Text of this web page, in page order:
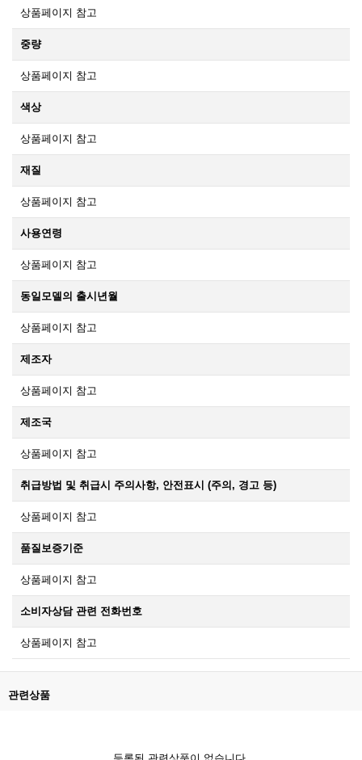
상품페이지 참고
중량
상품페이지 참고
색상
상품페이지 참고
재질
상품페이지 참고
사용연령
상품페이지 참고
동일모델의 출시년월
상품페이지 참고
제조자
상품페이지 참고
제조국
상품페이지 참고
취급방법 및 취급시 주의사항, 안전표시 (주의, 경고 등)
상품페이지 참고
품질보증기준
상품페이지 참고
소비자상담 관련 전화번호
상품페이지 참고
관련상품